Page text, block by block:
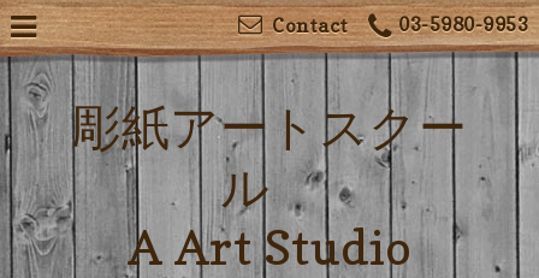
03-5980-9953
Contact
彫紙アートスクー
ル
A Art Studio